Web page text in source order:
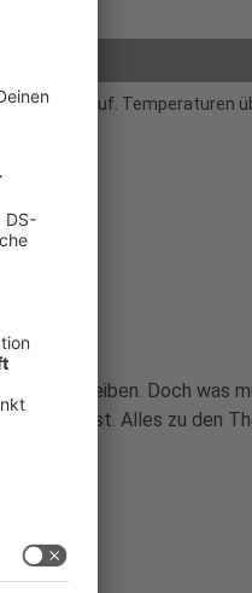
an Fahrt auf. Temperaturen
fit zu bleiben. Doch was
ist. Alles zu den